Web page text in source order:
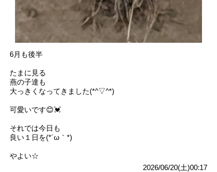
6月も後半
たまに見る
燕の子達も
大っきくなってきました(*^▽^*)
可愛いです😊💓
それでは今日も
良い１日を(*´ω｀*)
やよい☆
2026/06/20(土)00:17